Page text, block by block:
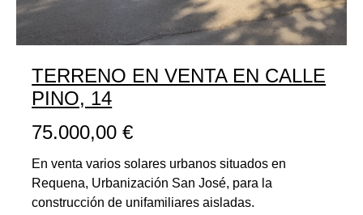
TERRENO EN VENTA EN CALLE
PINO, 14
75.000,00€
En venta varios solares urbanos situados en
Requena, Urbanización San José, para la
construcción de unifamiliares aisladas.